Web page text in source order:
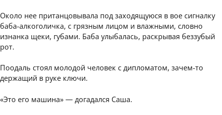
Около нее пританцовывала под заходящуюся в вое сигналку
баба-алкоголичка, с грязным лицом и влажными, словно
изнанка щеки, губами. Баба улыбалась, раскрывая беззубый
рот.
Поодаль стоял молодой человек с дипломатом, зачем-то
держащий в руке ключи.
«Это его машина» — догадался Саша.